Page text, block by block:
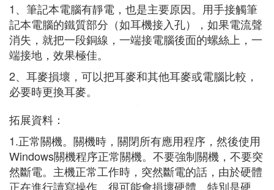
1、筆記本電腦有靜電，也是主要原因。用手接觸筆
記本電腦的鐵質部分（如耳機接入孔），如果電流聲
消失，就把一段銅線，一端接電腦後面的螺絲上，一
端接地，效果極佳。
2、耳麥損壞，可以把耳麥和其他耳麥或電腦比較，
必要時更換耳麥。
拓展資料：
1.正常關機。關機時，關閉所有應用程序，然後使用
Windows關機程序正常關機。不要強制關機，不要突
然斷電。主機正常工作時，突然斷電的話，由於硬體
正在進行讀寫操作，很可能會損壞硬體，特別是硬